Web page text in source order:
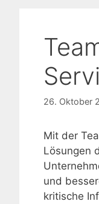
26. Oktober
Mit der
Lösungen
und
kritische